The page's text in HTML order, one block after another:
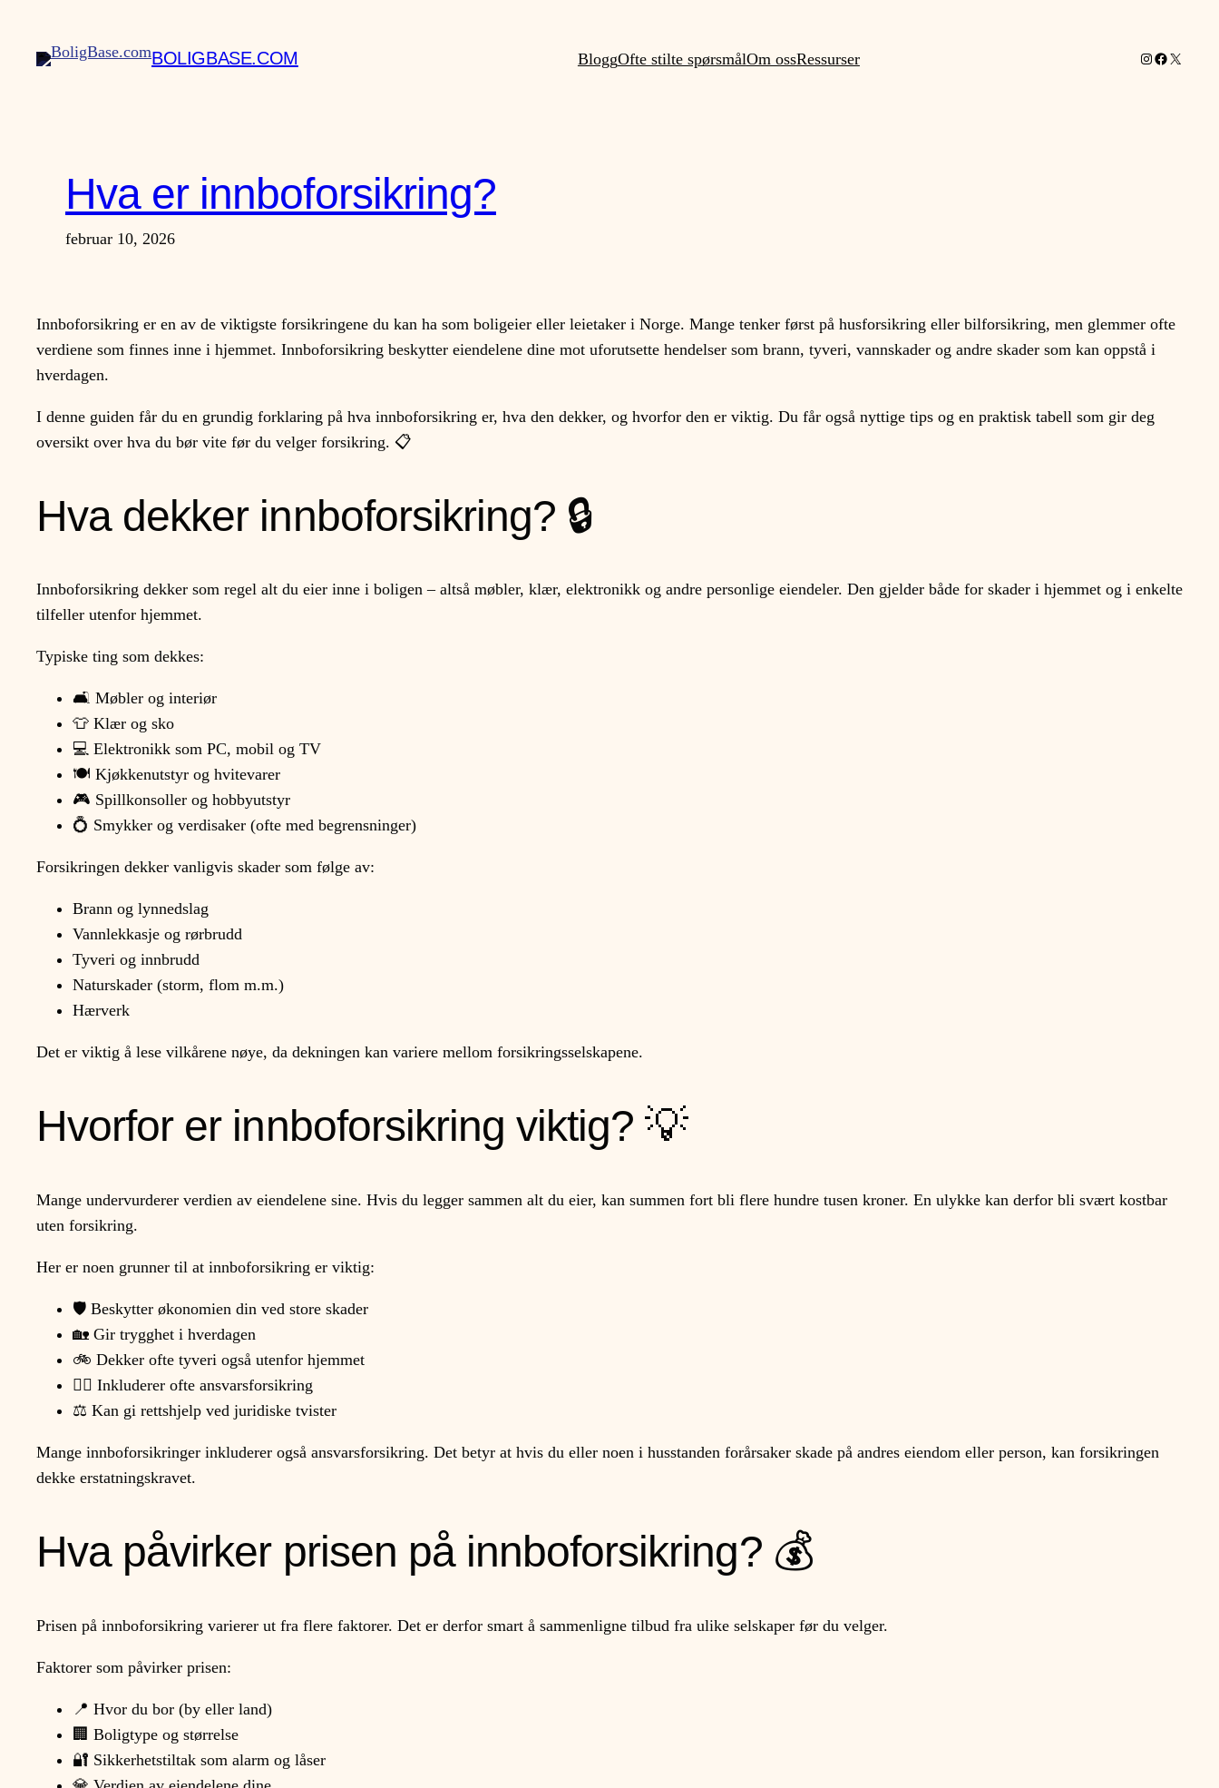
innhold
BOLIGBASE.COM BloggOfte stilte spørsmålOm ossRessurser Instagram
Facebook
X
Hva er innboforsikring?
februar 10, 2026
Innboforsikring er en av de viktigste forsikringene du kan ha som boligeier eller leietaker i Norge. Mange tenker først på husforsikring eller bilforsikring, men glemmer ofte
verdiene som finnes inne i hjemmet. Innboforsikring beskytter eiendelene dine mot uforutsette hendelser som brann, tyveri, vannskader og andre skader som kan oppstå i
hverdagen.
I denne guiden får du en grundig forklaring på hva innboforsikring er, hva den dekker, og hvorfor den er viktig. Du får også nyttige tips og en praktisk tabell som gir deg
oversikt over hva du bør vite før du velger forsikring. 📋
Hva dekker innboforsikring? 🔒
Innboforsikring dekker som regel alt du eier inne i boligen – altså møbler, klær, elektronikk og andre personlige eiendeler. Den gjelder både for skader i hjemmet og i enkelte
tilfeller utenfor hjemmet.
Typiske ting som dekkes:
🛋️ Møbler og interiør
👕 Klær og sko
💻 Elektronikk som PC, mobil og TV
🍽️ Kjøkkenutstyr og hvitevarer
🎮 Spillkonsoller og hobbyutstyr
💍 Smykker og verdisaker (ofte med begrensninger)
Forsikringen dekker vanligvis skader som følge av:
Brann og lynnedslag
Vannlekkasje og rørbrudd
Tyveri og innbrudd
Naturskader (storm, flom m.m.)
Hærverk
Det er viktig å lese vilkårene nøye, da dekningen kan variere mellom forsikringsselskapene.
Hvorfor er innboforsikring viktig? 💡
Mange undervurderer verdien av eiendelene sine. Hvis du legger sammen alt du eier, kan summen fort bli flere hundre tusen kroner. En ulykke kan derfor bli svært kostbar
uten forsikring.
Her er noen grunner til at innboforsikring er viktig:
🛡️ Beskytter økonomien din ved store skader
🏡 Gir trygghet i hverdagen
🚲 Dekker ofte tyveri også utenfor hjemmet
👨‍⚖️ Inkluderer ofte ansvarsforsikring
⚖️ Kan gi rettshjelp ved juridiske tvister
Mange innboforsikringer inkluderer også ansvarsforsikring. Det betyr at hvis du eller noen i husstanden forårsaker skade på andres eiendom eller person, kan forsikringen
dekke erstatningskravet.
Hva påvirker prisen på innboforsikring? 💰
Prisen på innboforsikring varierer ut fra flere faktorer. Det er derfor smart å sammenligne tilbud fra ulike selskaper før du velger.
Faktorer som påvirker prisen:
📍 Hvor du bor (by eller land)
🏢 Boligtype og størrelse
🔐 Sikkerhetstiltak som alarm og låser